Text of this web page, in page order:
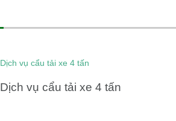
Dịch vụ cẩu tải xe 4 tấn
Dịch vụ cẩu tải xe 4 tấn